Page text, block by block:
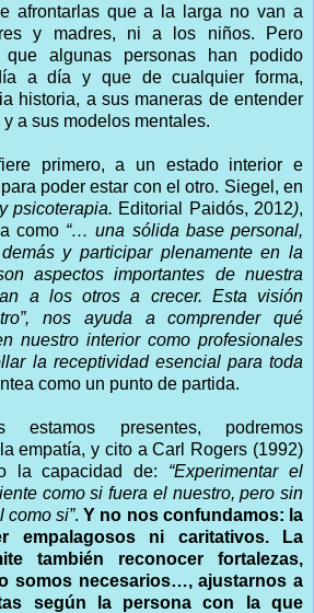
afrontarlas que a la larga no van a
y madres, ni a los niños. Pero
algunas personas han podido
a día y que de cualquier forma,
historia, a sus maneras de entender
a sus modelos mentales.
primero, a un estado interior e
poder estar con el otro. Siegel, en
psicoterapia. Editorial Paidós, 2012),
como “… una sólida base personal,
y participar plenamente en la
aspectos importantes de nuestra
a los otros a crecer. Esta visión
nos ayuda a comprender qué
nuestro interior como profesionales
la receptividad esencial para toda
como un punto de partida.
presentes, podremos
empatía, y cito a Carl Rogers (1992)
la capacidad de: “Experimentar el
como si fuera el nuestro, pero sin
como si”.Y no nos confundamos: la
empalagosos ni caritativos. La
también reconocer fortalezas,
somos necesarios…, ajustarnos a
según la persona con la que